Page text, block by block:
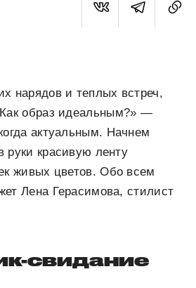
нарядов и теплых встреч,
образ идеальным?» —
актуальным. Начнем
красивую ленту
живых цветов. Обо всем
Лена Герасимова, стилист
свидание